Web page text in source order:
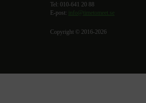
Tel: 010-641 20 88
E-post: info@timetomeet.se
Copyright © 2016-2026